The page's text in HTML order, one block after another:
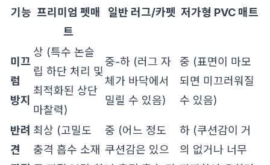
기능 프리미엄 펫매
트
일반 러그/카펫 저가형 PVC 매트
미끄
럼
방지
상 (특수 논슬
립 하단 처리 및
최적화된 상단
마찰력)
중-하 (러그 자
체가 바닥에서
밀릴 수 있음)
중 (표면이 마모
되면 미끄러워질
수 있음)
반려
견
최상 (고밀도
충격 흡수 소재
중 (어느 정도
쿠션감은 있으
하 (쿠션감이 거
의 없거나 너무